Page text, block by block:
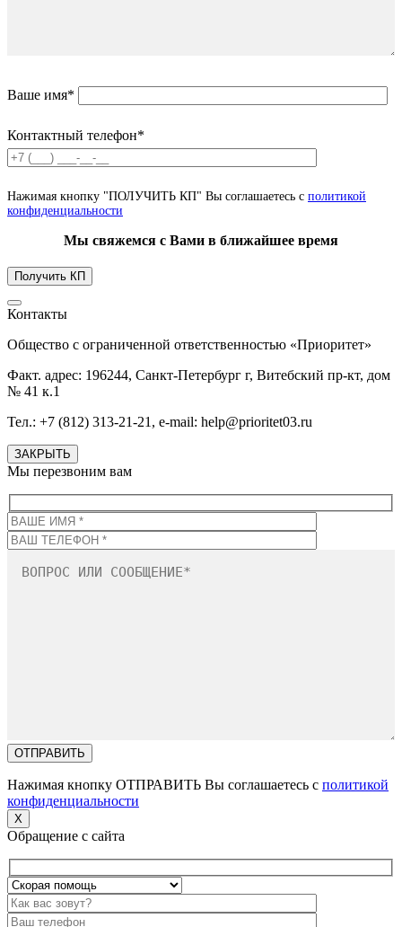
Ваше имя*
Контактный телефон*
Нажимая кнопку "ПОЛУЧИТЬ КП" Вы соглашаетесь с политикой
конфиденциальности
Мы свяжемся с Вами в ближайшее время
Контакты
Общество с ограниченной ответственностью «Приоритет»
Факт. адрес: 196244, Санкт-Петербург г, Витебский пр-кт, дом
№ 41 к.1
Тел.: +7 (812) 313-21-21, e-mail: help@prioritet03.ru
ЗАКРЫТЬ
Мы перезвоним вам
Нажимая кнопку ОТПРАВИТЬ Вы соглашаетесь с политикой
конфиденциальности
X
Обращение с сайта